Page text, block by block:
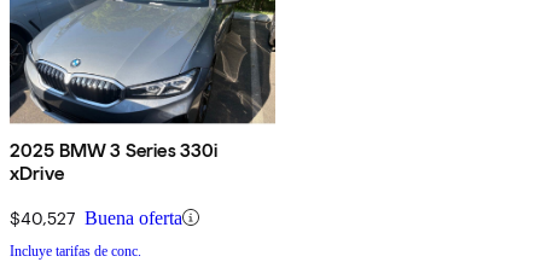
2025 BMW 3 Series 330i
xDrive
$40,527 Buena oferta
Incluye tarifas de conc.